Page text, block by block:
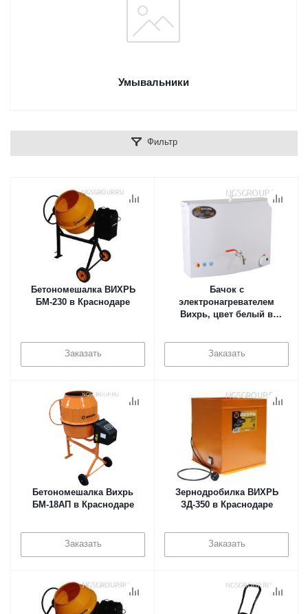
Умывальники
Фильтр
Бетономешалка ВИХРЬ
БМ-230 в Краснодаре
Заказать
Бачок с
электронагревателем
Вихрь, цвет белый в
Заказать
Бетономешалка Вихрь
БМ-18АП в Краснодаре
Заказать
Зернодробилка ВИХРЬ
ЗД-350 в Краснодаре
Заказать